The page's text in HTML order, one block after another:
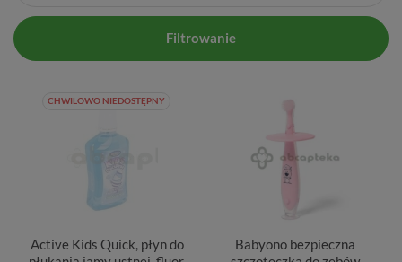
Filtrowanie
CHWILOWO NIEDOSTĘPNY
Active Kids Quick, płyn do
Babyono bezpieczna